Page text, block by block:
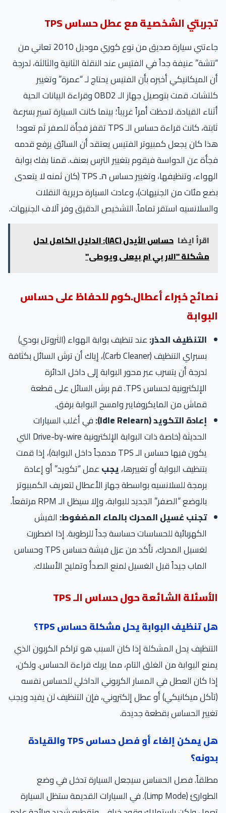
تجربتي الشخصية مع عطل حساس TPS
جاءتني سيارة صديق من نوع كوري موديل 2010 تعاني من
“نتشة” عنيفة جداً في الفتيس عند النقلة الثانية والثالثة، لدرجة
أن الميكانيكي أخبره بأن الفتيس يحتاج لـ “عمرة” وتغيير
كلتشات. قمت بتوصيل جهاز الـ OBD2 وقراءة البيانات الحية
أثناء القيادة. لاحظت أمراً غريباً؛ بينما كانت السيارة تسير بسرعة
ثابتة، كانت قراءة حساس الـ TPS تقفز فجأة للصفر ثم تعود!
هذا كان يجعل كمبيوتر الفتيس يعتقد أن السائق يرفع قدمه
فجأة عن الدواسة فيقوم بتغيير الترس بعنف. قمنا بفك بوابة
الهواء، وتنظيفها، وتغيير حساس הـ TPS (كان ثمنه لا يتعدى
بضع مئات من الجنيهات)، وعادت السيارة حريرية النقلات
والسلانسيه استقر تماماً. التشخيص الدقيق وفر آلاف الجنيهات.
اقرأ ايضا
حساس الأيدل (IAC): الدليل الكامل لحل
مشكلة "الار بي ام بيعلى ويوطى"
نصائح خبراء أعطال.كوم للحفاظ على حساس
البوابة
التنظيف الحذر:عند تنظيف بوابة الهواء (الثروتل بودي)
بسبراي التنظيف (Carb Cleaner)، إياك أن ترش السائل بكثافة
لدرجة أن يتسرب عبر محور البوابة إلى داخل الدائرة
الإلكترونية لحساس TPS. قم برش السائل على قطعة
قماش من المايكروفايبر وامسح البوابة برفق.
إعادة التكويد (Idle Relearn):
في أغلب السيارات
الحديثة (خاصة ذات البوابة الإلكترونية Drive-by-wire التي
يكون فيها حساس الـ TPS مدمجاً داخل البوابة)، إذا قمت
بتنظيف البوابة أو تغييرها،يجبعمل “تكويد” أو إعادة
برمجة للسلانسيه بواسطة جهاز الأعطال لتعريف الكمبيوتر
بالوضع “الصفر” الجديد للبوابة، وإلا سيظل الـ RPM مرتفعاً.
تجنب غسيل المحرك بالماء المضغوط: الفيش
الكهربائية للحساسات حساسة جداً للرطوبة. إذا اضطررت
لغسيل المحرك، تأكد من عزل فيشة حساس TPS وحساس
الماب جيداً قبل الغسيل لمنع الصدأ وتمليح الأسلاك.
الأسئلة الشائعة حول حساس الـ TPS
هل تنظيف البوابة يحل مشكلة حساس TPS؟
التنظيف يحل المشكلة إذا كان السبب هو تراكم الكربون الذي
يمنع البوابة من الغلق التام، مما يربك قراءة الحساس. ولكن،
إذا كان العطل في المسار الكربوني الداخلي للحساس نفسه
(تآكل ميكانيكي) أو عطل إلكتروني، فإن التنظيف لن يفيد ويجب
تغيير الحساس بقطعة جديدة.
هل يمكن إلغاء أو فصل حساس TPS والقيادة
بدونه؟
مطلقاً. فصل الحساس سيجعل السيارة تدخل في وضع
الطوارئ (Limp Mode). في السيارات القديمة ستظل السيارة